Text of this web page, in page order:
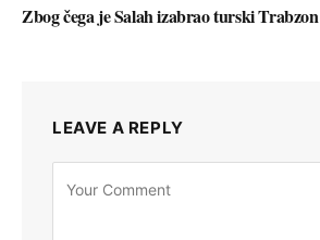
Zbog čega je Salah izabrao turski Trabzon
LEAVE A REPLY